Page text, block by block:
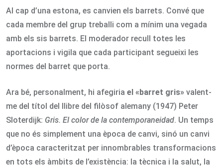
Al cap d’una estona, es canvien els barrets. Convé que
cada membre del grup treballi com a mínim una vegada
amb els sis barrets. El moderador recull totes les
aportacions i vigila que cada participant segueixi les
normes del barret que porta.
Ara bé, personalment, hi afegiria el «barret gris» valent-
me del títol del llibre del filòsof alemany (1947) Peter
Sloterdijk: Gris. El color de la contemporaneidad. Un temps
que no és simplement una època de canvi, sinó un canvi
d’època caracteritzat per innombrables transformacions
en tots els àmbits de l’existència: la tècnica i la salut, la